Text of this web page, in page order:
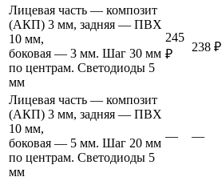
Лицевая часть — композит
(АКП) 3 мм, задняя — ПВХ
10 мм,
боковая — 3 мм. Шаг 30 мм
по центрам. Светодиоды 5
мм
245
₽
238 ₽
Лицевая часть — композит
(АКП) 3 мм, задняя — ПВХ
10 мм,
боковая — 5 мм. Шаг 20 мм
по центрам. Светодиоды 5
мм
— —